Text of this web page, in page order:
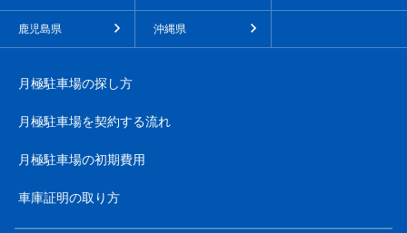
鹿児島県 沖縄県
月極駐車場の探し方
月極駐車場を契約する流れ
月極駐車場の初期費用
車庫証明の取り方